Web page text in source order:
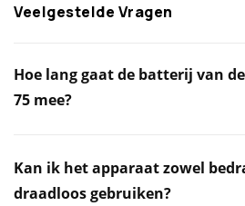
Veelgestelde Vragen
Hoe lang gaat de batterij van
75 mee?
Kan ik het apparaat zowel
draadloos gebruiken?